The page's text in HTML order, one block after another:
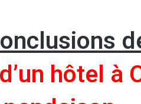
hôtel à